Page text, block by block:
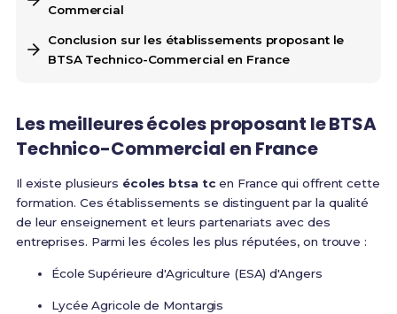
Commercial
Conclusion sur les établissements proposant le
BTSA Technico-Commercial en France
Les meilleures écoles proposant le BTSA
Technico-Commercial en France
Il existe plusieurs écoles btsa tc en France qui offrent cette
formation. Ces établissements se distinguent par la qualité
de leur enseignement et leurs partenariats avec des
entreprises. Parmi les écoles les plus réputées, on trouve :
École Supérieure d'Agriculture (ESA) d'Angers
Lycée Agricole de Montargis